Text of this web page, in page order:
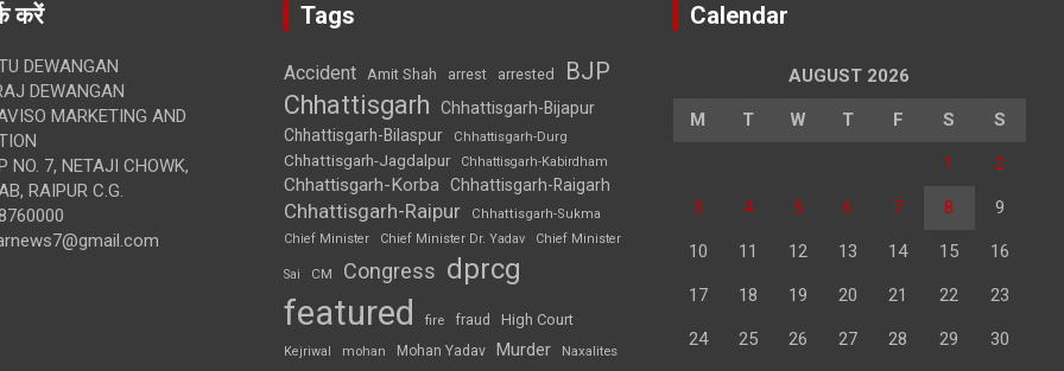
करें
DEWANGAN
DEWANGAN
MARKETING AND
NO. 7, NETAJI CHOWK,
RAIPUR C.G.
Tags
Accident Amit Shah arrest arrested BJP
Chhattisgarh
Chhattisgarh-Bijapur
Chhattisgarh-Bilaspur
Chhattisgarh-Durg
Chhattisgarh-Jagdalpur Chhattisgarh-Kabirdham
Chhattisgarh-Korba Chhattisgarh-Raigarh
Chhattisgarh-Raipur
Chhattisgarh-Sukma
Chief Minister
Chief Minister Dr. Yadav Chief Minister
Sai CM Congress dprcg
featured fire fraud High Court
Kejriwal mohan Mohan Yadav Murder Naxalites
Calendar
AUGUST 2026
M T W T F S S
1 2
3 4 5 6 7 8 9
10 11 12 13 14 15 16
17 18 19 20 21 22 23
24 25 26 27 28 29 30